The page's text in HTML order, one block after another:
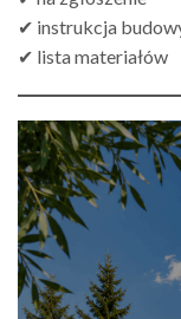
✔ instrukcja
✔ lista materiałów